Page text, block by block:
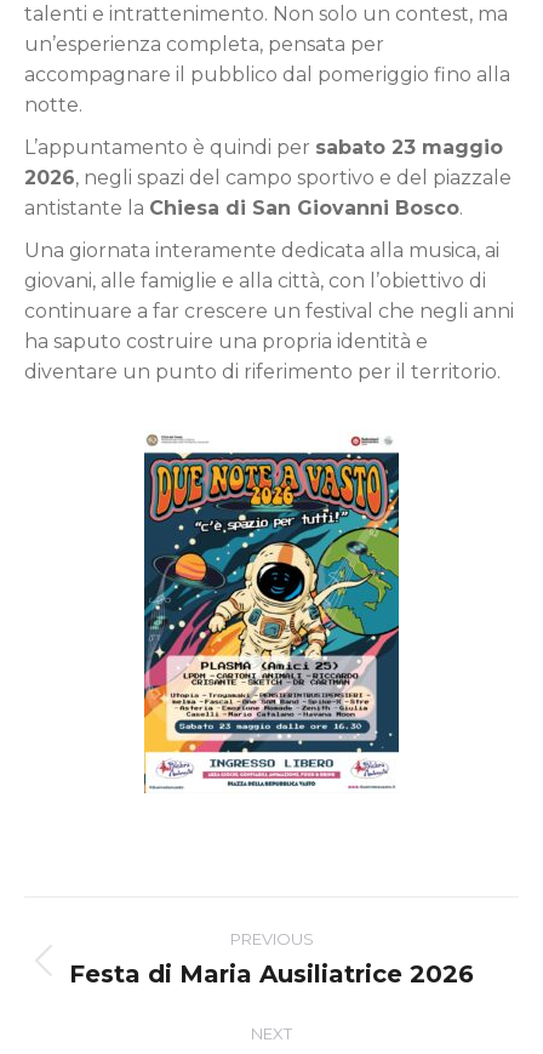
talenti e intrattenimento. Non solo un contest, ma
un’esperienza completa, pensata per
accompagnare il pubblico dal pomeriggio fino alla
notte.
L’appuntamento è quindi per sabato 23 maggio
2026, negli spazi del campo sportivo e del piazzale
antistante la Chiesa di San Giovanni Bosco.
Una giornata interamente dedicata alla musica, ai
giovani, alle famiglie e alla città, con l’obiettivo di
continuare a far crescere un festival che negli anni
ha saputo costruire una propria identità e
diventare un punto di riferimento per il territorio.
navigation
PREVIOUS
Previous
Festa di Maria Ausiliatrice 2026
NEXT